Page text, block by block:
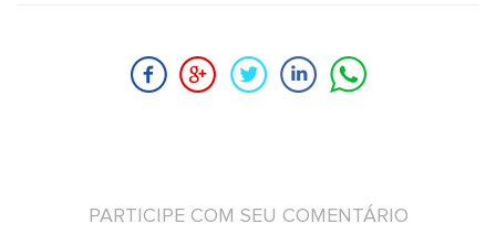
PARTICIPE COM SEU COMENTÁRIO